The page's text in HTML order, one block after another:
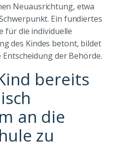
Neuausrichtung, etwa
Ein fundiertes
für die individuelle
des Kindes betont, bildet
der Behörde.
bereits
an die
zu